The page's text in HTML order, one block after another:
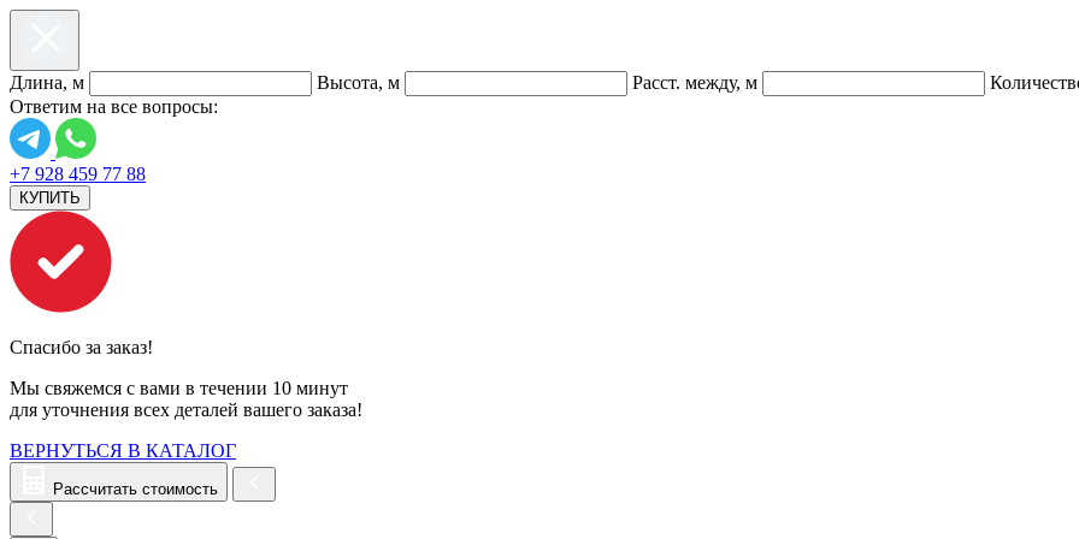
Длина, м Высота, м Расст. между, м
Ответим на все вопросы:
+7 928 459 77 88
КУПИТЬ
Спасибо за заказ!
Мы свяжемся с вами в течении 10 минут
для уточнения всех деталей вашего заказа!
ВЕРНУТЬСЯ В КАТАЛОГ
Рассчитать стоимость